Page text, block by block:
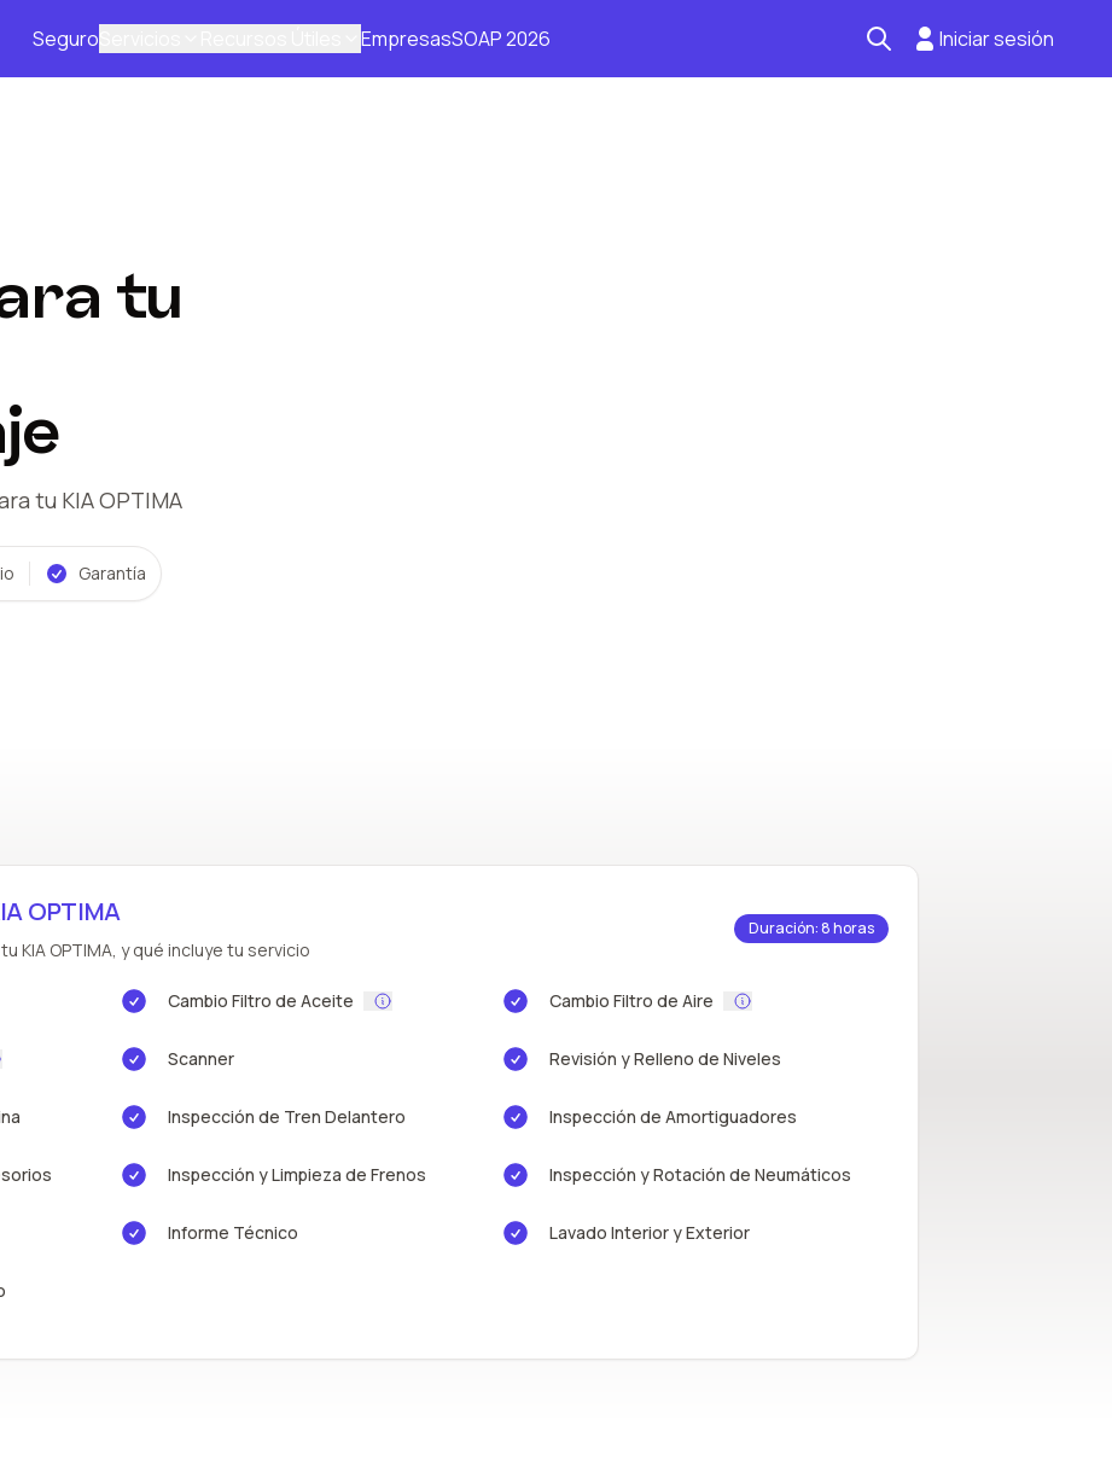
Seguro EmpresasSOAP 2026 Iniciar sesión
tu
tu KIAOPTIMA
Garantía
OPTIMA
KIA OPTIMA, y qué incluye tu servicio
Duración: 8 horas
Cambio Filtro de Aceite Cambio Filtro de Aire
Scanner Revisión y Relleno de Niveles
Inspección de Tren Delantero Inspección de Amortiguadores
Inspección y Limpieza de Frenos Inspección y Rotación de Neumáticos
Informe Técnico Lavado Interior y Exterior